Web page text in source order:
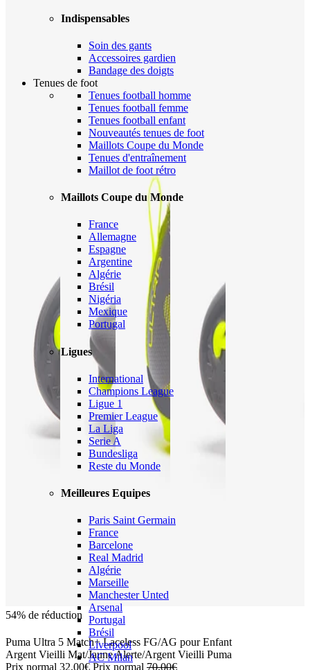
Indispensables
Soin des gants
Accessoires gardien
Bandage des doigts
Tenues de foot
Tenues football homme
Tenues football femme
Tenues football enfant
Nouveautés tenues de foot
Maillots Coupe du Monde
Tenues d'entraînement
Maillot de foot rétro
Maillots Coupe du Monde
France
Allemagne
Espagne
Argentine
Algérie
Brésil
Nigéria
Mexique
Portugal
Ligues
International
Champions League
Ligue 1
Premier League
La Liga
Serie A
Bundesliga
Reste du Monde
Meilleures Equipes
Paris Saint Germain
France
Barcelone
Real Madrid
Algérie
Marseille
Manchester Unted
Arsenal
Portugal
Brésil
Liverpool
AC Milan
54% de réduction
Puma Ultra 5 Match+ Laceless FG/AG pour Enfant
Argent Vieilli Mat/Jaune Alerte/Argent Vieilli Puma
Prix normal 32,00€ Prix normal 70,00€